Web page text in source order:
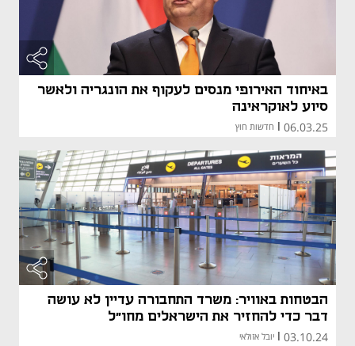
באיחוד האירופי מנסים לעקוף את הונגריה ולאשר
סיוע לאוקראינה
06.03.25 חדשות חוץ
הבטחות באוויר: משרד התחבורה עדיין לא עושה
דבר כדי להחזיר את הישראלים מחו"ל
03.10.24 יובל אזולאי